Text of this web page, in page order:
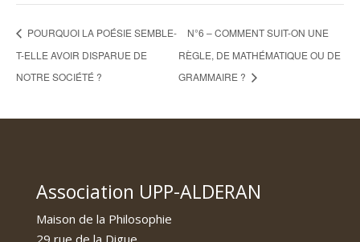
POURQUOI LA POÉSIE SEMBLE-
T-ELLE AVOIR DISPARUE DE
NOTRE SOCIÉTÉ ?
N°6 – COMMENT SUIT-ON UNE
RÈGLE, DE MATHÉMATIQUE OU DE
GRAMMAIRE ?
Association UPP-ALDERAN
Maison de la Philosophie